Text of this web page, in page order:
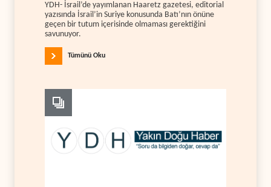
YDH- İsrail’de yayımlanan Haaretz gazetesi, editorial
yazısında İsrail’in Suriye konusunda Batı’nın önüne
geçen bir tutum içerisinde olmaması gerektiğini
savunuyor.
Tümünü Oku